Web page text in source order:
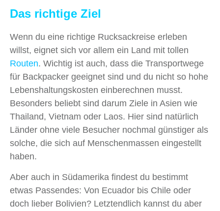
Das richtige Ziel
Wenn du eine richtige Rucksackreise erleben
willst, eignet sich vor allem ein Land mit tollen
Routen. Wichtig ist auch, dass die Transportwege
für Backpacker geeignet sind und du nicht so hohe
Lebenshaltungskosten einberechnen musst.
Besonders beliebt sind darum Ziele in Asien wie
Thailand, Vietnam oder Laos. Hier sind natürlich
Länder ohne viele Besucher nochmal günstiger als
solche, die sich auf Menschenmassen eingestellt
haben.
Aber auch in Südamerika findest du bestimmt
etwas Passendes: Von Ecuador bis Chile oder
doch lieber Bolivien? Letztendlich kannst du aber